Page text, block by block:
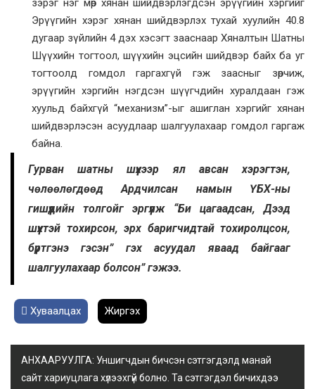
зэрэг нэг мөр хянан шийдвэрлэгдсэн эрүүгийн хэргийг
Эрүүгийн хэрэг хянан шийдвэрлэх тухай хуулийн 40.8
дугаар зүйлийн 4 дэх хэсэгт зааснаар Хяналтын Шатны
Шүүхийн тогтоол, шүүхийн эцсийн шийдвэр байх ба уг
тогтоолд гомдол гаргахгүй гэж заасныг зөрчиж,
эрүүгийн хэргийн нэгдсэн шүүгчдийн хуралдаан гэж
хуульд байхгүй “механизм”-ыг ашиглан хэргийг хянан
шийдвэрлэсэн асуудлаар шалгуулахаар гомдол гаргаж
байна.
Гурван шатны шүүхээр ял авсан хэрэгтэн,
чөлөөлөгдөөд Ардчилсан намын ҮБХ-ны
гишүүдийн толгойг эргүүлж “Би цагаадсан, Дээд
шүүхтэй тохирсон, эрх баригчидтай тохиролцсон,
бүртгэнэ гэсэн” гэх асуудал яваад байгааг
шалгуулахаар болсон” гэжээ.
Хуваалцах Жиргэх
АНХААРУУЛГА: Уншигчдын бичсэн сэтгэгдэлд манай
сайт хариуцлага хүлээхгүй болно. Та сэтгэгдэл бичихдээ